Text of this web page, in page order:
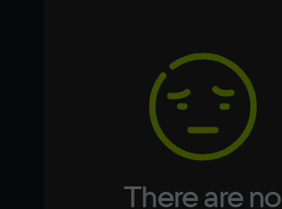
Video card
NVIDIA GeForce GTX 660
Japanese
There are no